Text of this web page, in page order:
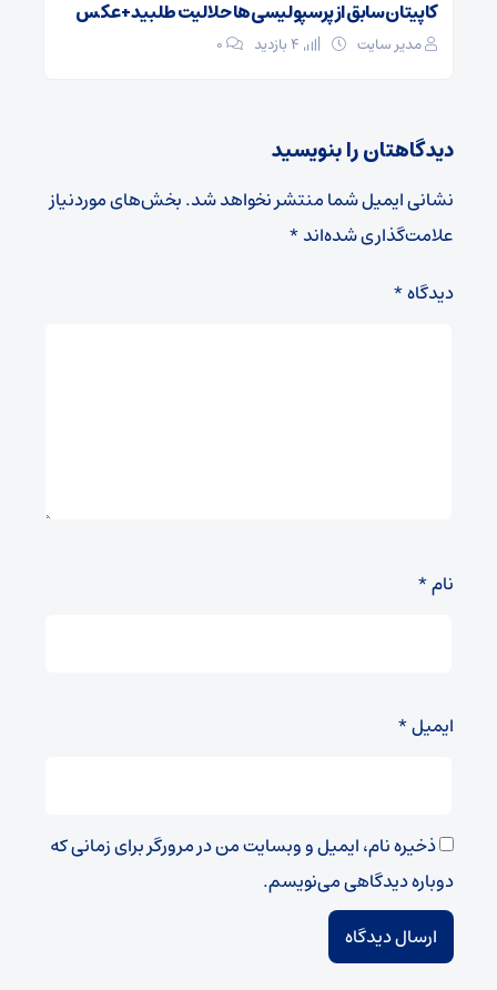
کاپیتان سابق از پرسپولیسی‌ها حلالیت طلبید + عکس
مدیر سایت ۰
دیدگاهتان را بنویسید
نشانی ایمیل شما منتشر نخواهد شد.بخش‌های موردنیاز
علامت‌گذاری شده‌اند*
دیدگاه*
نام*
ایمیل*
ذخیره نام، ایمیل و وبسایت من در مرورگر برای زمانی که
دوباره دیدگاهی می‌نویسم.